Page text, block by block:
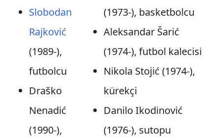
Slobodan
Rajković
(1989-),
futbolcu
Draško
Nenadić
(1990-),
(1973-), basketbolcu
Aleksandar Šarić
(1974-), futbol kalecisi
Nikola Stojić (1974-),
kürekçi
Danilo Ikodinović
(1976-), sutopu